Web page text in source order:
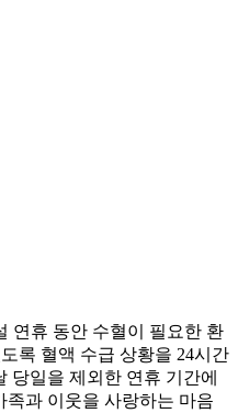
연휴 동안 수혈이 필요한 환
록 혈액 수급 상황을 24시간
당일을 제외한 연휴 기간에
족과 이웃을 사랑하는 마음